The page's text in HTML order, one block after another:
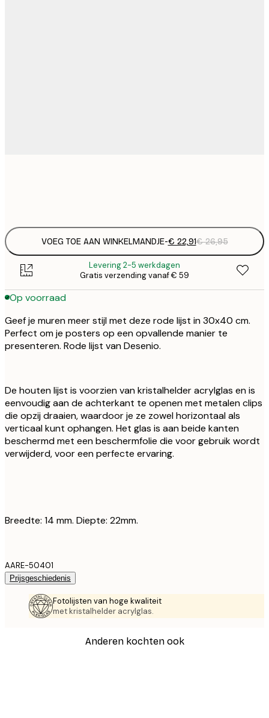
VOEG TOE AAN WINKELMANDJE-€ 22,91€ 26,95
Levering 2-5 werkdagen
Gratis verzending vanaf € 59
Op voorraad
Geef je muren meer stijl met deze rode lijst in 30x40 cm.
Perfect om je posters op een opvallende manier te
presenteren. Rode lijst van Desenio.
De houten lijst is voorzien van kristalhelder acrylglas en is
eenvoudig aan de achterkant te openen met metalen clips
die opzij draaien, waardoor je ze zowel horizontaal als
verticaal kunt ophangen. Het glas is aan beide kanten
beschermd met een beschermfolie die voor gebruik wordt
verwijderd, voor een perfecte ervaring.
Breedte: 14 mm. Diepte: 22mm.
AARE-50401
Prijsgeschiedenis
Fotolijsten van hoge kwaliteit
met kristalhelder acrylglas.
Anderen kochten ook